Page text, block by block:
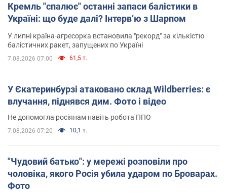
Кремль "спалює" останні запаси балістики в
Україні: що буде далі? Інтерв’ю з Шарпом
У липні країна-агресорка встановила "рекорд" за кількістю
балістичних ракет, запущених по Україні
7.08.2026 07:00 61,5 т.
У Єкатеринбурзі атаковано склад Wildberries: є
влучання, піднявся дим. Фото і відео
Не допомогла росіянам навіть робота ППО
7.08.2026 07:20 10,1 т.
"Чудовий батько": у мережі розповіли про
чоловіка, якого Росія убила ударом по Броварах.
Фото